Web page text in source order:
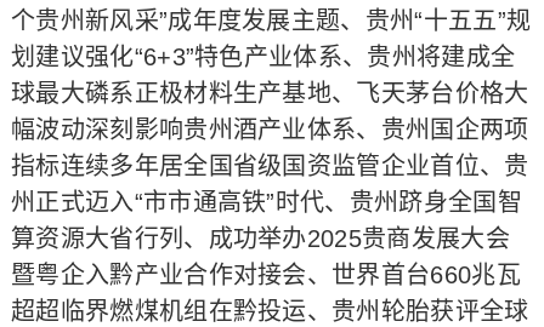
个贵州新风采”成年度发展主题、贵州“十五五”规
划建议强化“6+3”特色产业体系、贵州将建成全
球最大磷系正极材料生产基地、飞天茅台价格大
幅波动深刻影响贵州酒产业体系、贵州国企两项
指标连续多年居全国省级国资监管企业首位、贵
州正式迈入“市市通高铁”时代、贵州跻身全国智
算资源大省行列、成功举办2025贵商发展大会
暨粤企入黔产业合作对接会、世界首台660兆瓦
超超临界燃煤机组在黔投运、贵州轮胎获评全球